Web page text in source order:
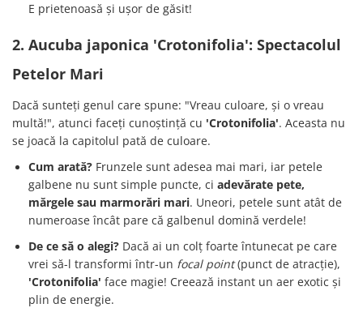
E prietenoasă și ușor de găsit!
2. Aucuba japonica 'Crotonifolia': Spectacolul
Petelor Mari
Dacă sunteți genul care spune: "Vreau culoare, și o vreau
multă!", atunci faceți cunoștință cu 'Crotonifolia'. Aceasta nu
se joacă la capitolul pată de culoare.
Cum arată? Frunzele sunt adesea mai mari, iar petele
galbene nu sunt simple puncte, ci adevărate pete,
mărgele sau marmorări mari. Uneori, petele sunt atât de
numeroase încât pare că galbenul domină verdele!
De ce să o alegi? Dacă ai un colț foarte întunecat pe care
vrei să-l transformi într-un focal point(punct de atracție),
'Crotonifolia' face magie! Creează instant un aer exotic și
plin de energie.